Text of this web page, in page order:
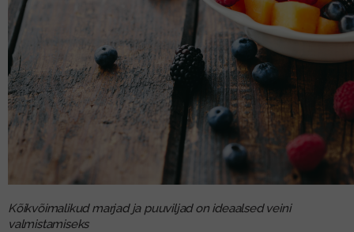
Kõikvõimalikud marjad ja puuviljad on ideaalsed veini
valmistamiseks